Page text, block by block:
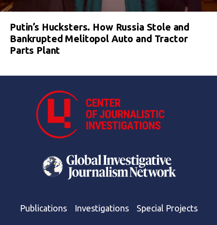
Putin’s Hucksters. How Russia Stole and
Bankrupted Melitopol Auto and Tractor
Parts Plant
Publications Investigations Special Projects